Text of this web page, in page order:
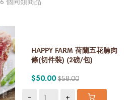
16 個同類商品
HAPPY FARM 荷蘭五花腩肉
條(切件裝) (2磅/包)
$50.00 $58.00
- +